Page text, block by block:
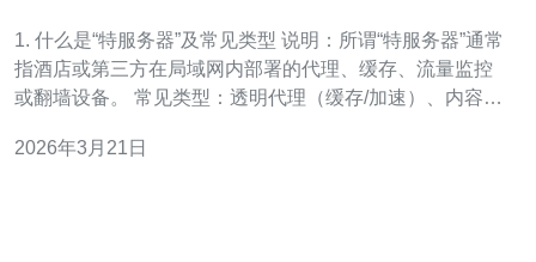
1. 什么是“特服务器”及常见类型 说明：所谓“特服务器”通常
指酒店或第三方在局域网内部署的代理、缓存、流量监控
或翻墙设备。 常见类型：透明代理（缓存/加速）、内容过
2. 它们在越南酒店是否真实存在？ 结论：存在可能，但比
2026年3月21日